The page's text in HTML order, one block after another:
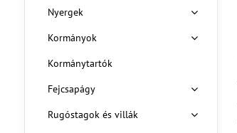
Nyergek
Kormányok
Kormánytartók
Fejcsapágy
Rugóstagok és villák